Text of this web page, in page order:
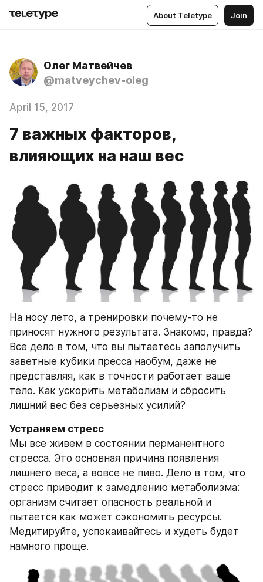
About Teletype Join
Олег Матвейчев
@matveychev-oleg
April 15, 2017
7 важных факторов,
влияющих на наш вес
На носу лето, а тренировки почему-то не
приносят нужного результата. Знакомо, правда?
Все дело в том, что вы пытаетесь заполучить
заветные кубики пресса наобум, даже не
представляя, как в точности работает ваше
тело. Как ускорить метаболизм и сбросить
лишний вес без серьезных усилий?
Устраняем стресс
Мы все живем в состоянии перманентного
стресса. Это основная причина появления
лишнего веса, а вовсе не пиво. Дело в том, что
стресс приводит к замедлению метаболизма:
организм считает опасность реальной и
пытается как может сэкономить ресурсы.
Медитируйте, успокаивайтесь и худеть будет
намного проще.